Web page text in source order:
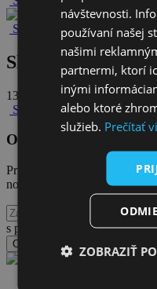
Späť na všetky novinky
Slovensku hrozia
13. februára 2026
Späť na všetky novinky
Odoberajte naše
Prihláste sa na odber
noviniek Klubu akcionárov
s podmienkami spracúvania a
Odoslať formulár
návštevnosti.
používaní našej
našimi
partnermi, ktorí
inými
alebo ktoré
služieb. Prečítať
ZOBRAZIŤ